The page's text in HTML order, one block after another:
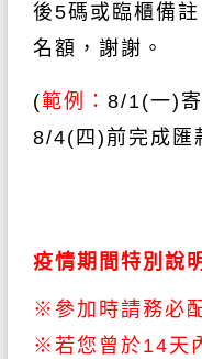
後5碼或臨櫃備註
名額，謝謝。
(範例： 8/1(一)
8/4(四)前 完成匯
疫情期間特別說
※參加時請務必
※若您曾於14天